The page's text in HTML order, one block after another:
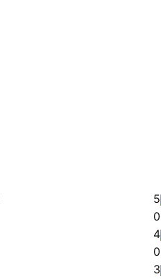
5
0
4
0
3